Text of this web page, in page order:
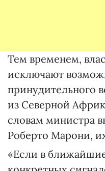
Тем временем,
исключают
принудительного
из Северной
словам министра
Роберто Марони,
«Если в